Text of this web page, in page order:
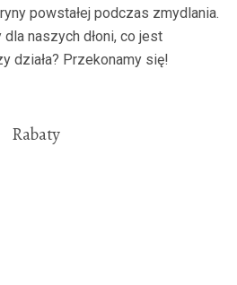
powstałej podczas zmydlania.
naszych dłoni, co jest
działa? Przekonamy się!
Rabaty